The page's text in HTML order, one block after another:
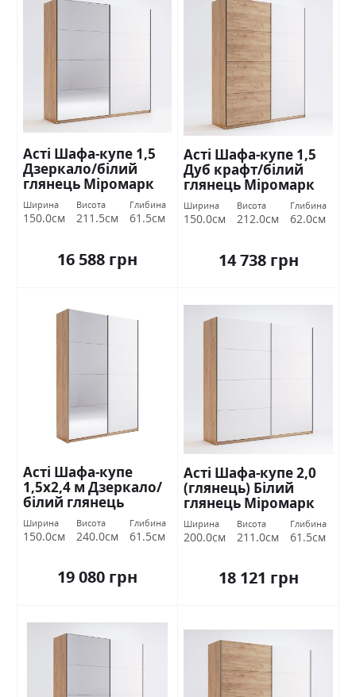
Асті Шафа-купе 1,5
Дзеркало/білий
глянець Міромарк
Ширина
150.0см
Висота
211.5см
Глибина
61.5см
16 588 грн
Асті Шафа-купе 1,5
Дуб крафт/білий
глянець Міромарк
Ширина
150.0см
Висота
212.0см
Глибина
62.0см
14 738 грн
Асті Шафа-купе
1,5х2,4 м Дзеркало/
білий глянець
Міромарк
Ширина
150.0см
Висота
240.0см
Глибина
61.5см
19 080 грн
Асті Шафа-купе 2,0
(глянець) Білий
глянець Міромарк
Ширина
200.0см
Висота
211.0см
Глибина
61.5см
18 121 грн